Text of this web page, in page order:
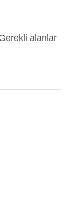
alanlar